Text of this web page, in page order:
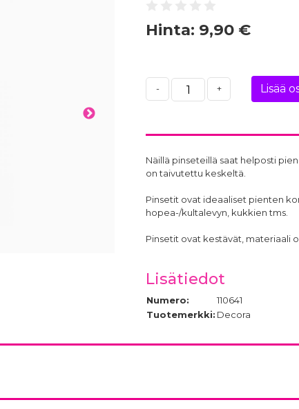
Hinta: 9,90 €
- + Lisää
Näillä pinseteillä saat helposti
on taivutettu keskeltä.
Pinsetit ovat ideaaliset pienten
hopea-/kultalevyn, kukkien tms.
Pinsetit ovat kestävät, materiaali
Lisätiedot
Numero:
110641
Tuotemerkki: Decora